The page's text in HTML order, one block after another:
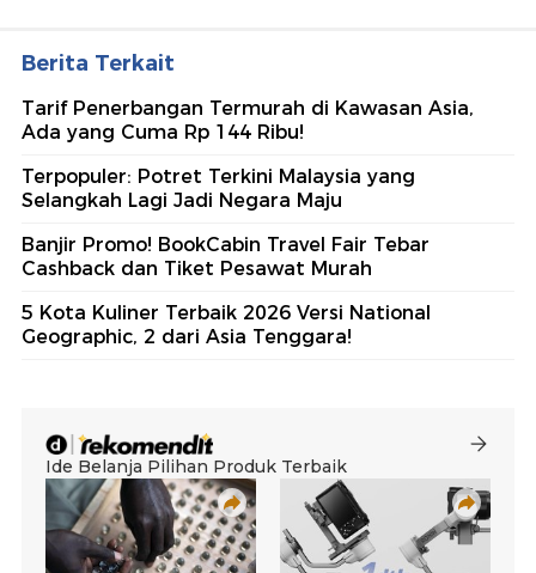
Berita Terkait
Tarif Penerbangan Termurah di Kawasan Asia,
Ada yang Cuma Rp 144 Ribu!
Terpopuler: Potret Terkini Malaysia yang
Selangkah Lagi Jadi Negara Maju
Banjir Promo! BookCabin Travel Fair Tebar
Cashback dan Tiket Pesawat Murah
5 Kota Kuliner Terbaik 2026 Versi National
Geographic, 2 dari Asia Tenggara!